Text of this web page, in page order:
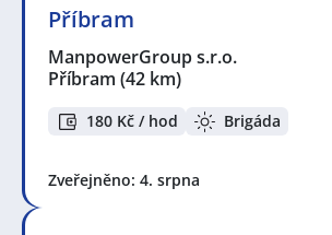
Příbram
ManpowerGroup s.r.o.
Příbram (42 km)
180 Kč / hod Brigáda
Zveřejněno: 4. srpna